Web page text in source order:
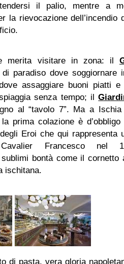
il palio, mentre a
la rievocazione dell’incendio
merita visitare in zona: il
paradiso dove soggiornare
assaggiare buoni piatti e
senza tempo; il
al “tavolo 7”. Ma a Ischia
prima colazione è d’obbligo
Eroi che qui rappresenta
Francesco nel
sublimi bontà come il cornetto
ischitana.
di pasta, vera gloria